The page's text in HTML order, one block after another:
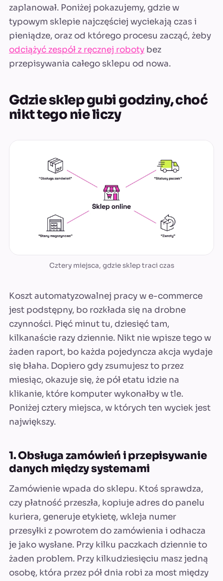
zaplanował. Poniżej pokazujemy, gdzie w
typowym sklepie najczęściej wyciekają czas i
pieniądze, oraz od którego procesu zacząć, żeby
odciążyć zespół z ręcznej roboty bez
przepisywania całego sklepu od nowa.
Gdzie sklep gubi godziny, choć
nikt tego nie liczy
Cztery miejsca, gdzie sklep traci czas
Koszt automatyzowalnej pracy w e-commerce
jest podstępny, bo rozkłada się na drobne
czynności. Pięć minut tu, dziesięć tam,
kilkanaście razy dziennie. Nikt nie wpisze tego w
żaden raport, bo każda pojedyncza akcja wydaje
się błaha. Dopiero gdy zsumujesz to przez
miesiąc, okazuje się, że pół etatu idzie na
klikanie, które komputer wykonałby w tle.
Poniżej cztery miejsca, w których ten wyciek jest
największy.
1. Obsługa zamówień i przepisywanie
danych między systemami
Zamówienie wpada do sklepu. Ktoś sprawdza,
czy płatność przeszła, kopiuje adres do panelu
kuriera, generuje etykietę, wkleja numer
przesyłki z powrotem do zamówienia i odhacza
je jako wysłane. Przy kilku paczkach dziennie to
żaden problem. Przy kilkudziesięciu masz jedną
osobę, która przez pół dnia robi za most między